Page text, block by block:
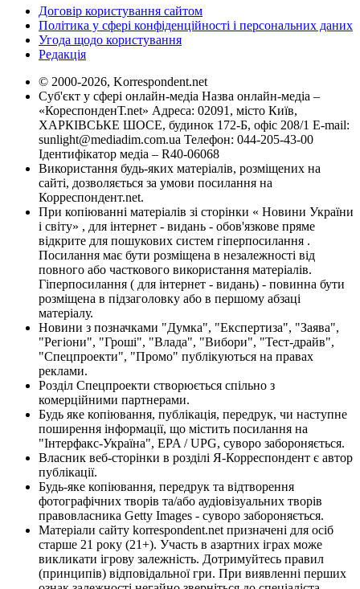
Договір користування сайтом
Політика у сфері конфіденційності і персональних даних
Угода щодо користування
Редакція
© 2000-2026, Korrespondent.net
Суб'єкт у сфері онлайн-медіа Назва онлайн-медіа –
«КореспонденТ.net» Адреса: 02091, місто Київ,
ХАРКІВСЬКЕ ШОСЕ, будинок 172-Б, офіс 208/1 E-mail:
sunlight@mediadim.com.ua Телефон: 044-205-43-00
Ідентифікатор медіа – R40-06068
Використання будь-яких матеріалів, розміщених на
сайті, дозволяється за умови посилання на
Корреспондент.net.
При копіюванні матеріалів зі сторінки « Новини України
і світу» , для інтернет - видань - обов'язкове пряме
відкрите для пошукових систем гіперпосилання .
Посилання має бути розміщена в незалежності від
повного або часткового використання матеріалів.
Гіперпосилання ( для інтернет - видань) - повинна бути
розміщена в підзаголовку або в першому абзаці
матеріалу.
Новини з позначками "Думка", "Експертиза", "Заява",
"Регіони", "Гроші", "Влада", "Вибори", "Тест-драйв",
"Спецпроекти", "Промо" публікуються на правах
реклами.
Розділ Спецпроекти створюється спільно з
комерційними партнерами.
Будь яке копіювання, публікація, передрук, чи наступне
поширення інформації, що містить посилання на
"Інтерфакс-Україна", EPA / UPG, суворо забороняється.
Власник веб-сторінки в розділі Я-Корреспондент є автор
публікації.
Будь-яке копіювання, передрук та відтворення
фотографічних творів та/або аудіовізуальних творів
правовласника Getty Images - суворо забороняється.
Матеріали сайту korrespondent.net призначені для осіб
старше 21 року (21+). Участь в азартних іграх може
викликати ігрову залежність. Дотримуйтесь правил
(принципів) відповідальної гри. При виявленні перших